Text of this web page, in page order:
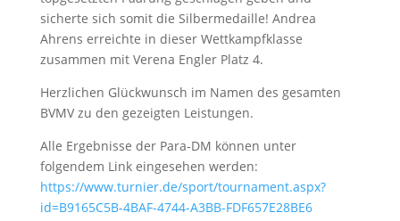
sicherte sich somit die Silbermedaille! Andrea
Ahrens erreichte in dieser Wettkampfklasse
zusammen mit Verena Engler Platz 4.
Herzlichen Glückwunsch im Namen des gesamten
BVMV zu den gezeigten Leistungen.
Alle Ergebnisse der Para-DM können unter
folgendem Link eingesehen werden:
https://www.turnier.de/sport/tournament.aspx?
id=B9165C5B-4BAF-4744-A3BB-FDF657E28BE6